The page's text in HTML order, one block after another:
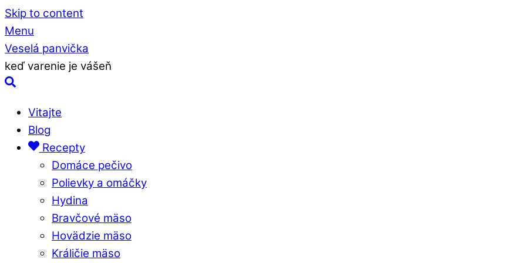
Skip to content
Menu
Veselá panvička
keď varenie je vášeň
Vitajte
Blog
Recepty
Domáce pečivo
Polievky a omáčky
Hydina
Bravčové mäso
Hovädzie mäso
Králičie mäso